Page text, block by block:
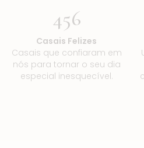
456
Casais Felizes
Casais que confiaram em
nós para tornar o seu dia
especial inesquecível.